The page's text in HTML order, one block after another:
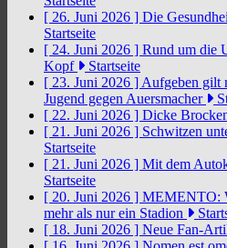
[ 26. Juni 2026 ] Die
Startseite
[ 24. Juni 2026 ] Rund um die
Kopf
Startseite
[ 23. Juni 2026 ] Aufgeben gilt
Jugend gegen Auersmacher
[ 22. Juni 2026 ] Dicke
[ 21. Juni 2026 ] Schwitzen
Startseite
[ 21. Juni 2026 ] Mit dem
Startseite
[ 20. Juni 2026 ] MEMENTO:
mehr als nur ein Stadion
[ 18. Juni 2026 ] Neue Fan-